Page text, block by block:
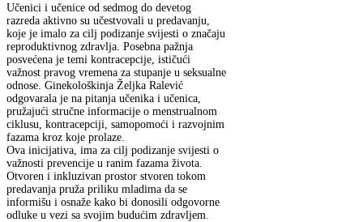
Učenici i učenice od sedmog do devetog
razreda aktivno su učestvovali u predavanju,
koje je imalo za cilj podizanje svijesti o značaju
reproduktivnog zdravlja. Posebna pažnja
posvećena je temi kontracepcije, ističući
važnost pravog vremena za stupanje u seksualne
odnose. Ginekološkinja Željka Ralević
odgovarala je na pitanja učenika i učenica,
pružajući stručne informacije o menstrualnom
ciklusu, kontracepciji, samopomoći i razvojnim
fazama kroz koje prolaze.
Ova inicijativa, ima za cilj podizanje svijesti o
važnosti prevencije u ranim fazama života.
Otvoren i inkluzivan prostor stvoren tokom
predavanja pruža priliku mladima da se
informišu i osnaže kako bi donosili odgovorne
odluke u vezi sa svojim budućim zdravljem.